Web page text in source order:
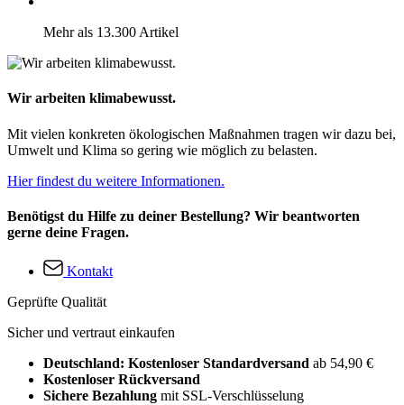
Mehr als 13.300 Artikel
Wir arbeiten klimabewusst.
Mit vielen konkreten ökologischen Maßnahmen tragen wir dazu bei,
Umwelt und Klima so gering wie möglich zu belasten.
Hier findest du weitere Informationen.
Benötigst du Hilfe zu deiner Bestellung? Wir beantworten
gerne deine Fragen.
Kontakt
Geprüfte Qualität
Sicher und vertraut einkaufen
Deutschland: Kostenloser Standardversand ab 54,90 €
Kostenloser Rückversand
Sichere Bezahlung mit SSL-Verschlüsselung